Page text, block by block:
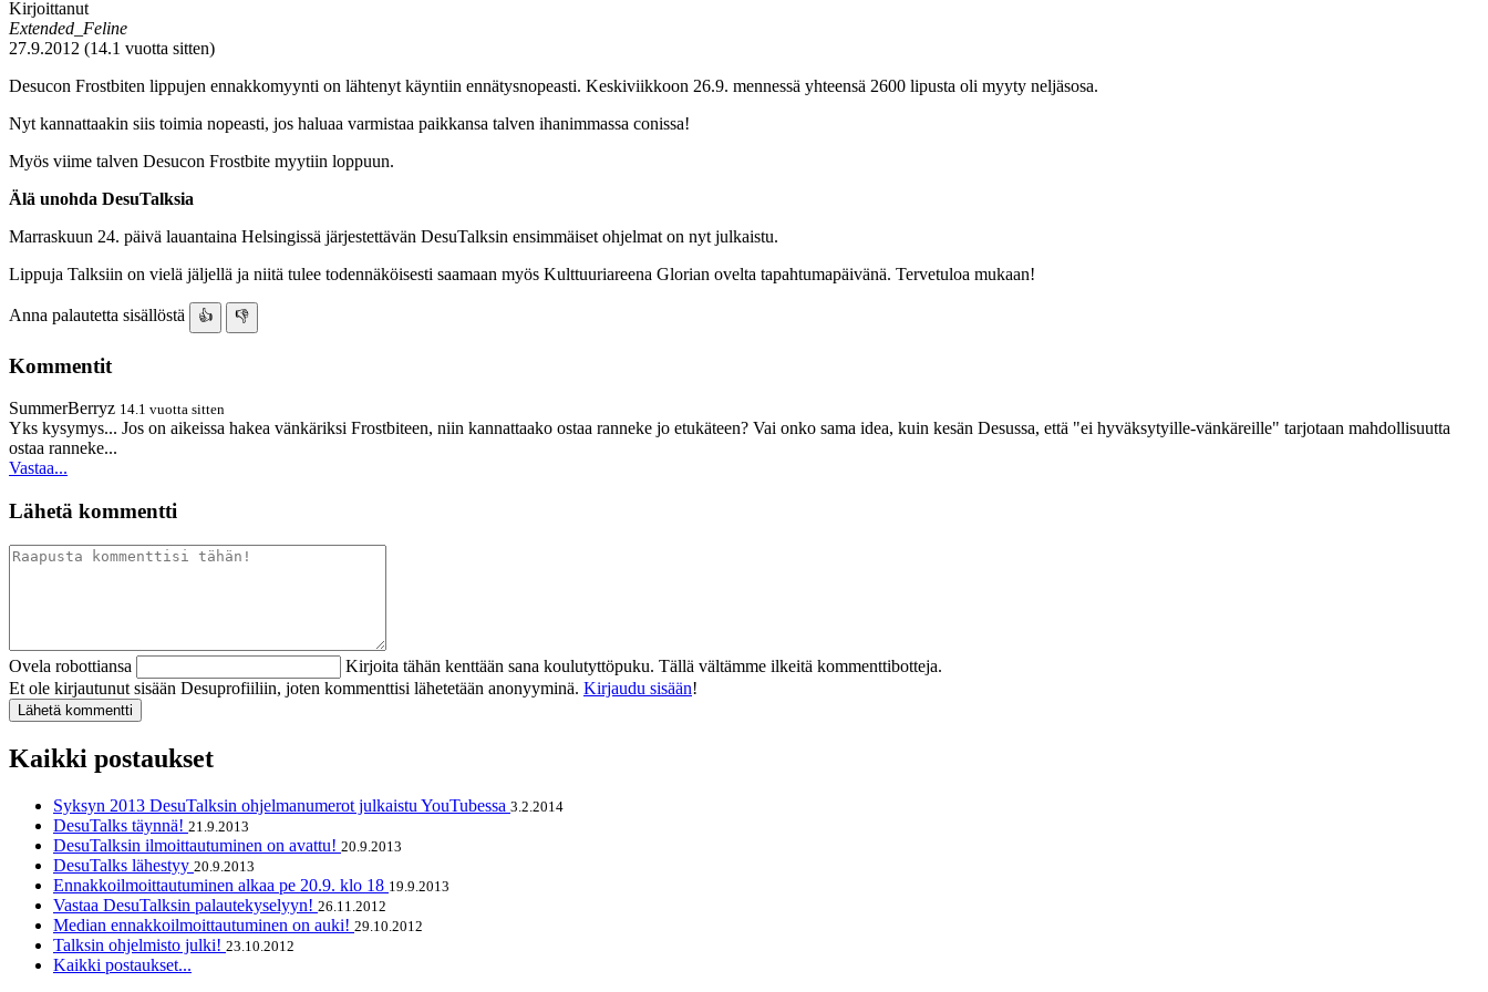
Kirjoittanut
Extended_Feline
27.9.2012 (14.1 vuotta sitten)
Desucon Frostbiten lippujen ennakkomyynti on lähtenyt käyntiin ennätysnopeasti. Keskiviikkoon 26.9. mennessä yhteensä 2600 lipusta oli myyty neljäsosa.
Nyt kannattaakin siis toimia nopeasti, jos haluaa varmistaa paikkansa talven ihanimmassa conissa!
Myös viime talven Desucon Frostbite myytiin loppuun.
Älä unohda DesuTalksia
Marraskuun 24. päivä lauantaina Helsingissä järjestettävän DesuTalksin ensimmäiset ohjelmat on nyt julkaistu.
Lippuja Talksiin on vielä jäljellä ja niitä tulee todennäköisesti saamaan myös Kulttuuriareena Glorian ovelta tapahtumapäivänä. Tervetuloa mukaan!
Anna palautetta sisällöstä 👍 👎
Kommentit
SummerBerryz 14.1 vuotta sitten
Yks kysymys... Jos on aikeissa hakea vänkäriksi Frostbiteen, niin kannattaako ostaa ranneke jo etukäteen? Vai onko sama idea, kuin kesän Desussa, että "ei hyväksytyille-vänkäreille" tarjotaan mahdollisuutta
ostaa ranneke...
Vastaa...
Lähetä kommentti
Ovela robottiansa
Kirjoita tähän kenttään sana koulutyttöpuku. Tällä vältämme ilkeitä kommenttibotteja.
Et ole kirjautunut sisään Desuprofiiliin, joten kommenttisi lähetetään anonyyminä. Kirjaudu sisään!
Kaikki postaukset
Syksyn 2013 DesuTalksin ohjelmanumerot julkaistu YouTubessa 3.2.2014
DesuTalks täynnä! 21.9.2013
DesuTalksin ilmoittautuminen on avattu! 20.9.2013
DesuTalks lähestyy 20.9.2013
Ennakkoilmoittautuminen alkaa pe 20.9. klo 18 19.9.2013
Vastaa DesuTalksin palautekyselyyn! 26.11.2012
Median ennakkoilmoittautuminen on auki! 29.10.2012
Talksin ohjelmisto julki! 23.10.2012
Kaikki postaukset...